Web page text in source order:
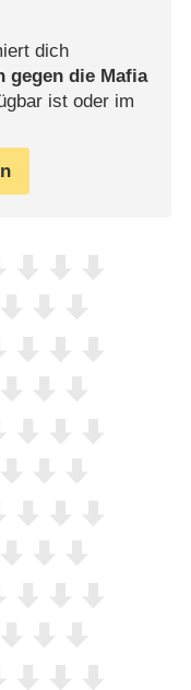
dich
gegen die Mafia
ist oder im